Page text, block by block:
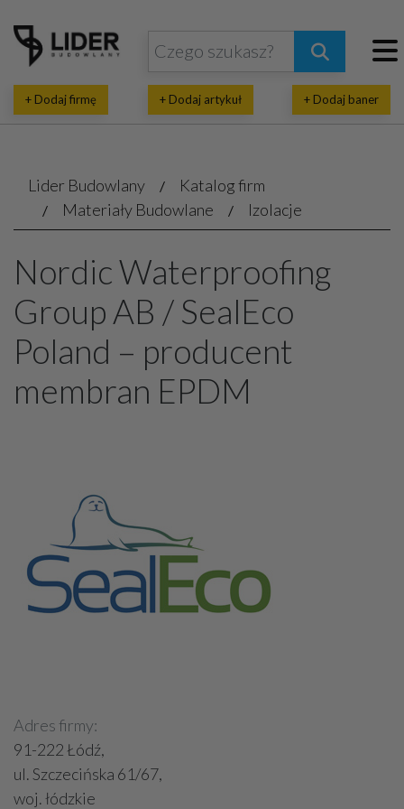
+ Dodaj firmę + Dodaj artykuł + Dodaj baner
Lider Budowlany
Katalog firm
Materiały Budowlane
Izolacje
Nordic Waterproofing
Group AB / SealEco
Poland – producent
membran EPDM
Adres firmy:
91-222 Łódź,
ul. Szczecińska 61/67,
woj. łódzkie